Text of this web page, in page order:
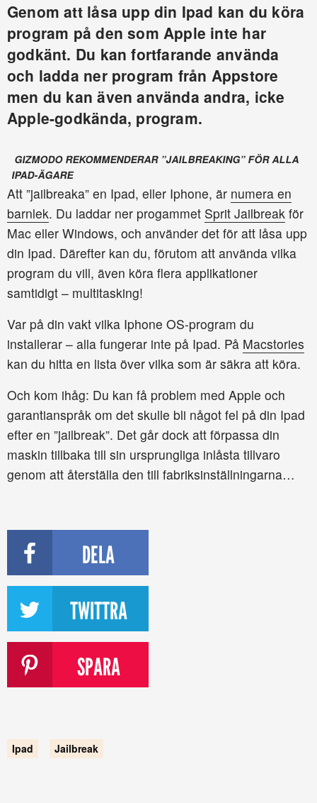
Genom att låsa upp din Ipad kan du köra
program på den som Apple inte har
godkänt. Du kan fortfarande använda
och ladda ner program från Appstore
men du kan även använda andra, icke
Apple-godkända, program.
GIZMODO REKOMMENDERAR ”JAILBREAKING” FÖR ALLA
IPAD-ÄGARE
Att ”jailbreaka” en Ipad, eller Iphone, är numera en
barnlek. Du laddar ner progammet Sprit Jailbreak för
Mac eller Windows, och använder det för att låsa upp
din Ipad. Därefter kan du, förutom att använda vilka
program du vill, även köra flera applikationer
samtidigt – multitasking!
Var på din vakt vilka Iphone OS-program du
installerar – alla fungerar inte på Ipad. På Macstories
kan du hitta en lista över vilka som är säkra att köra.
Och kom ihåg: Du kan få problem med Apple och
garantianspråk om det skulle bli något fel på din Ipad
efter en ”jailbreak”. Det går dock att förpassa din
maskin tillbaka till sin ursprungliga inlåsta tillvaro
genom att återställa den till fabriksinställningarna…
DELA
TWITTRA
SPARA
Ipad Jailbreak